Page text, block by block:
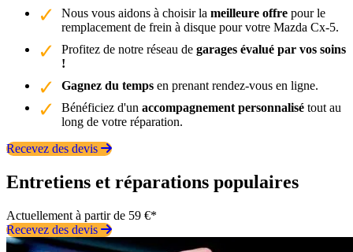
Nous vous aidons à choisir la meilleure offre pour le
remplacement de frein à disque pour votre Mazda Cx-5.
Profitez de notre réseau de garages évalué par vos soins
!
Gagnez du temps en prenant rendez-vous en ligne.
Bénéficiez d'un accompagnement personnalisé tout au
long de votre réparation.
Recevez des devis
Entretiens et réparations populaires
Actuellement à partir de 59 €*
Recevez des devis